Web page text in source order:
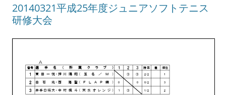
20140321平成25年度ジュニアソフトテニス
研修大会